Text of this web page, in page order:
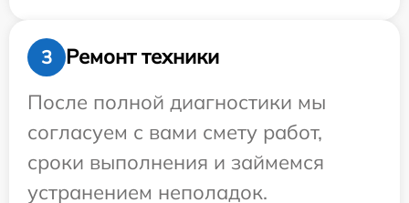
3
Ремонт техники
После полной диагностики мы
согласуем с вами смету работ,
сроки выполнения и займемся
устранением неполадок.